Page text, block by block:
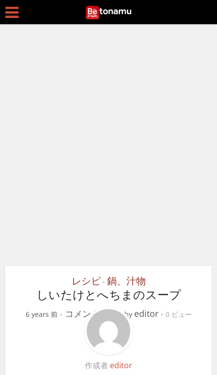
レシピ • 鍋、汁物
しいたけとへちまのスープ
6 years 前 コメントする by editor 0 ビュー
作成者 editor